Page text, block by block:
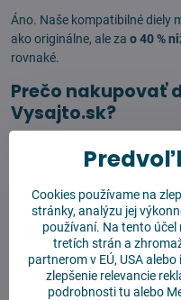
Áno. Naše kompatibilné diely
ako originálne, ale za o 40 %
rovnaké.
Prečo nakupovať
Vysajto.sk?
Sme špecialista na náhradné
ceny o 40 % nižšieako
Potrebujete
Kontaktujte nás:
+421 909 212 971
Cookies používame na
stránky, analýzu jej
používaní. Na tento
tretích strán a
partnerom v EÚ, USA
zlepšenie relevancie
podrobnosti tu alebo